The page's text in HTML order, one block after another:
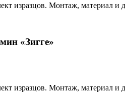
изразцов. Монтаж, материал и
«Зигге»
изразцов. Монтаж, материал и